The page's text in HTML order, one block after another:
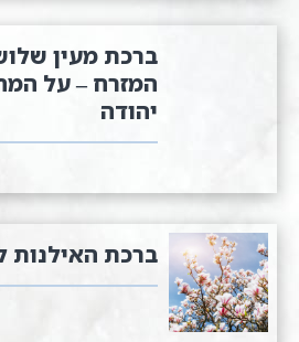
ברכת מעין
המזרח – על
יהודה
ברכת האילנות